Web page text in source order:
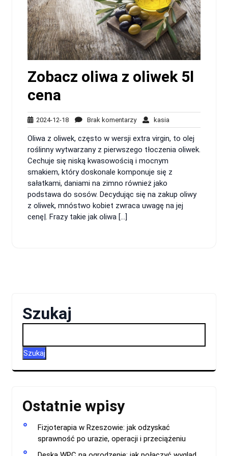
Zobacz oliwa z oliwek 5l
cena
2024-12-182024-
12-
18
Brak komentarzyBrak
komentarzy
kasia
Oliwa z oliwek, często w wersji extra virgin, to olej
roślinny wytwarzany z pierwszego tłoczenia oliwek.
Cechuje się niską kwasowością i mocnym
smakiem, który doskonale komponuje się z
sałatkami, daniami na zimno również jako
podstawa do sosów. Decydując się na zakup oliwy
z oliwek, mnóstwo kobiet zwraca uwagę na jej
cenę|. Frazy takie jak oliwa […]
Szukaj
Szukaj
Ostatnie wpisy
Fizjoterapia w Rzeszowie: jak odzyskać
sprawność po urazie, operacji i przeciążeniu